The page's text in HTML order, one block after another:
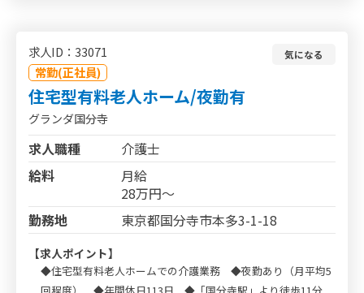
求人ID：33071
常勤(正社員)
気になる
住宅型有料老人ホーム/夜勤有
グランダ国分寺
求人職種
介護士
給料
月給
28万円～
勤務地
東京都国分寺市本多3-1-18
【求人ポイント】
◆住宅型有料老人ホームでの介護業務 ◆夜勤あり（月平均5
回程度） ◆年間休日113日 ◆「国分寺駅」より徒歩11分